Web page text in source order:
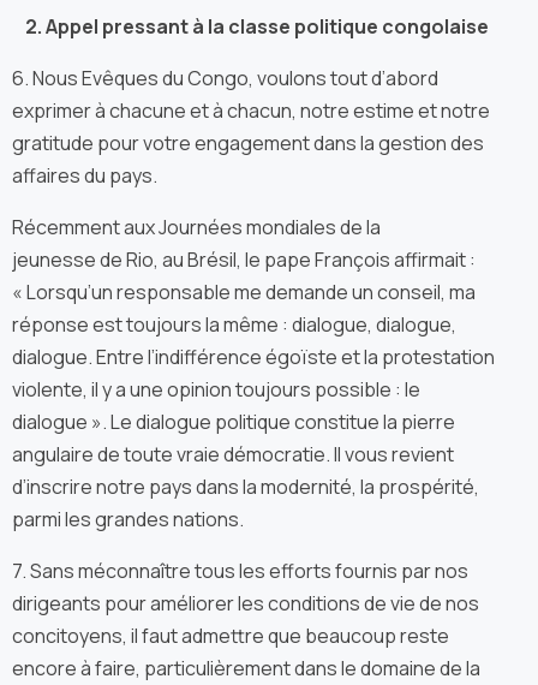
2. Appel pressant à la classe politique congolaise
6. Nous Evêques du Congo, voulons tout d’abord
exprimer à chacune et à chacun, notre estime et notre
gratitude pour votre engagement dans la gestion des
affaires du pays.
Récemment aux Journées mondiales de la
jeunesse de Rio, au Brésil, le pape François affirmait :
« Lorsqu’un responsable me demande un conseil, ma
réponse est toujours la même : dialogue, dialogue,
dialogue. Entre l’indifférence égoïste et la protestation
violente, il y a une opinion toujours possible : le
dialogue ». Le dialogue politique constitue la pierre
angulaire de toute vraie démocratie. Il vous revient
d’inscrire notre pays dans la modernité, la prospérité,
parmi les grandes nations.
7. Sans méconnaître tous les efforts fournis par nos
dirigeants pour améliorer les conditions de vie de nos
concitoyens, il faut admettre que beaucoup reste
encore à faire, particulièrement dans le domaine de la